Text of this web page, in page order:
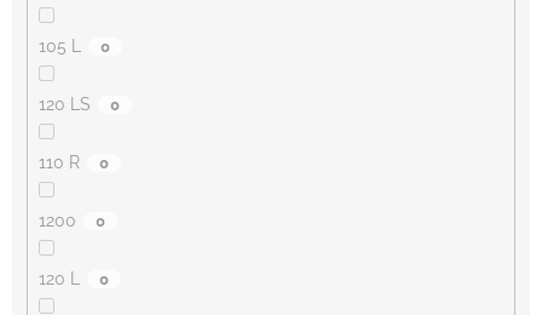
105 L 0
120 LS 0
110 R 0
1200 0
120 L 0